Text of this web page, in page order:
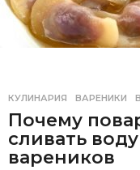
КУЛИНАРИЯ ВАРЕНИКИ ,
Почему
сливать
вареников